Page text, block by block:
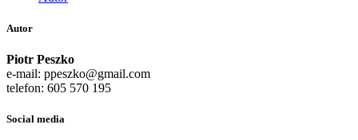
Autor
Piotr Peszko
e-mail: ppeszko@gmail.com
telefon: 605 570 195
Social media